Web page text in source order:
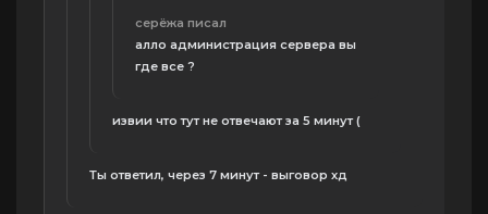
серёжа писал
алло администрация сервера вы
где все ?
извии что тут не отвечают за 5 минут (
Ты ответил, через 7 минут - выговор хд